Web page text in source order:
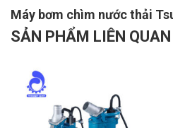
Máy bơm chìm nước thải
SẢN PHẨM LIÊN QUAN